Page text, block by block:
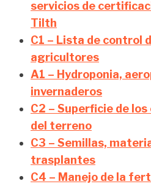
servicios de
Tilth
C1 – Lista de control
agricultores
A1 – Hydroponia,
invernaderos
C2 – Superficie de
del terreno
C3 – Semillas,
trasplantes
C4 – Manejo de la